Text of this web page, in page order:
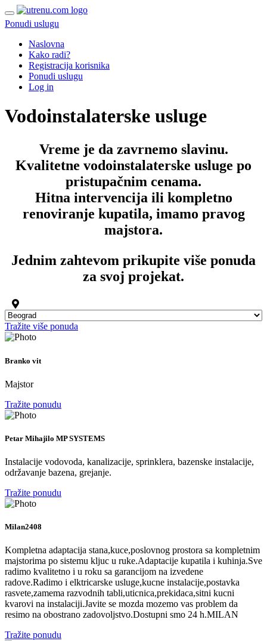
Ponudi uslugu
Naslovna
Kako radi?
Registracija korisnika
Ponudi uslugu
Log in
Vodoinstalaterske usluge
Vreme je da zavrnemo slavinu.
Kvalitetne vodoinstalaterske usluge po
pristupačnim cenama.
Hitna intervencija ili kompletno
renoviranje kupatila, imamo pravog
majstora.
Jednim zahtevom prikupite više ponuda
za svoj projekat.
Tražite više ponuda
Branko vit
Majstor
Tražite ponudu
Petar Mihajilo MP SYSTEMS
Instalacije vodovoda, kanalizacije, sprinklera, bazenske instalacije,
održavanje bazena, grejanje.
Tražite ponudu
Milan2408
Kompletna adaptacija stana,kuce,poslovnog prostora sa kompletnim
majstorima po sistemu kljuc u ruke.Adaptacije kupatila i kuhinja.Sve
radimo kvalitetno i u roku sa garancijom na izvedene
radove.Radimo i elktricarske usluge,kucne instalacije,postavka
rasvete,zamema razvodnih tabli,uticnica,prekidaca,sitni kucni
kvarovi na instalaciji.Javite se mozda mozemo vas problem da
resimo na obostrano zadovoljstvo.Dostupni smo 24 h.MILAN
Tražite ponudu